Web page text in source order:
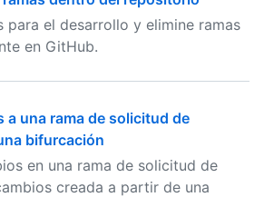
para el desarrollo y elimine ramas
en GitHub.
a una rama de solicitud de
bifurcación
en una rama de solicitud de
creada a partir de una